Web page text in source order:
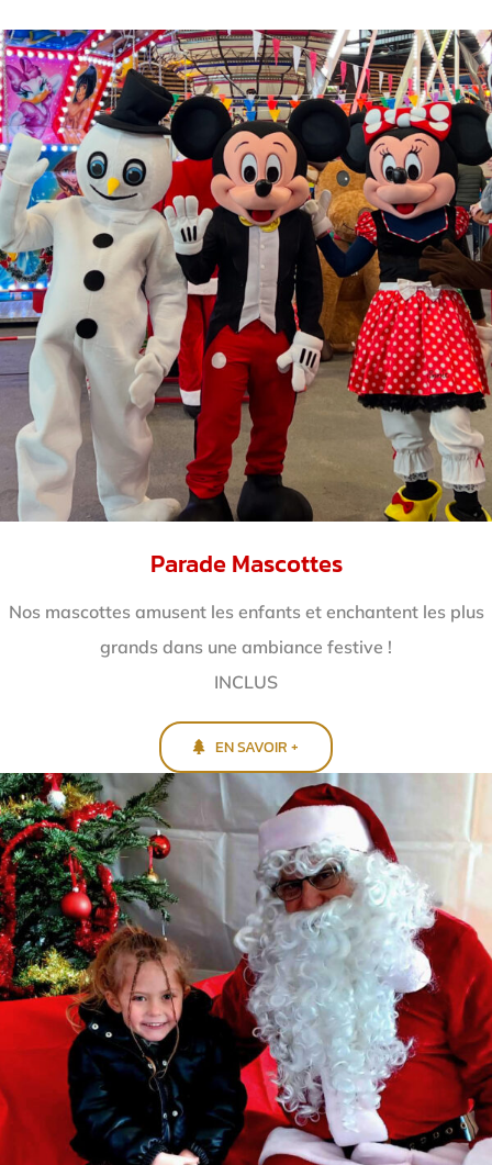
Parade Mascottes
Nos mascottes amusent les enfants et enchantent les plus
grands dans une ambiance festive !
INCLUS
EN SAVOIR +